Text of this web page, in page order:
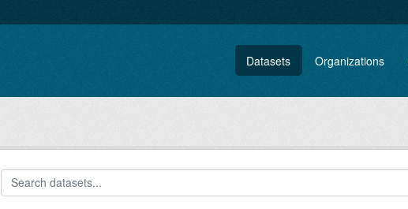
Datasets Organizations